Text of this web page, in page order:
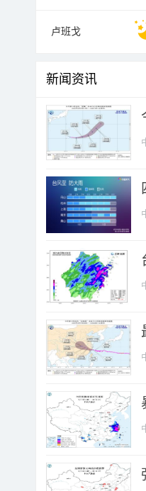
卢班戈
新闻资讯